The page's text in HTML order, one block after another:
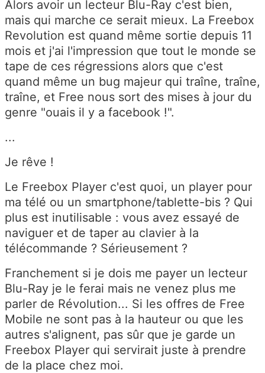
Alors avoir un lecteur Blu-Ray c'est bien,
mais qui marche ce serait mieux. La Freebox
Revolution est quand même sortie depuis 11
mois et j'ai l'impression que tout le monde se
tape de ces régressions alors que c'est
quand même un bug majeur qui traîne, traîne,
traîne, et Free nous sort des mises à jour du
genre "ouais il y a facebook !".
...
Je rêve !
Le Freebox Player c'est quoi, un player pour
ma télé ou un smartphone/tablette-bis ? Qui
plus est inutilisable : vous avez essayé de
naviguer et de taper au clavier à la
télécommande ? Sérieusement ?
Franchement si je dois me payer un lecteur
Blu-Ray je le ferai mais ne venez plus me
parler de Révolution... Si les offres de Free
Mobile ne sont pas à la hauteur ou que les
autres s'alignent, pas sûr que je garde un
Freebox Player qui servirait juste à prendre
de la place chez moi.